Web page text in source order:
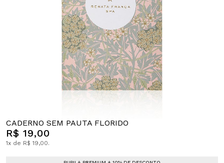
CADERNO SEM PAUTA FLORIDO
R$ 19,00
1x de R$ 19,00.